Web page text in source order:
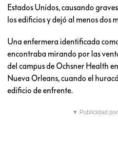
Estados Unidos, causando
los edificios y dejó al menos dos
Una enfermera identificada
encontraba mirando por las
del campus de Ochsner Health
Nueva Orleans, cuando el
edificio de enfrente.
▼ Publicidad